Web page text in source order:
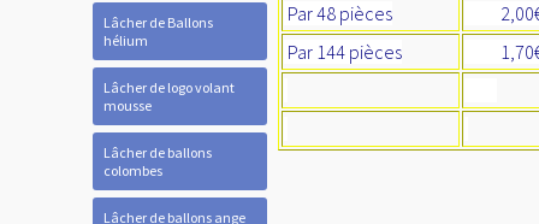
Lâcher de Ballons
hélium
Lâcher de logo volant
mousse
Lâcher de ballons
colombes
Lâcher de ballons ange
Par 48 pièces
Par 144 pièces